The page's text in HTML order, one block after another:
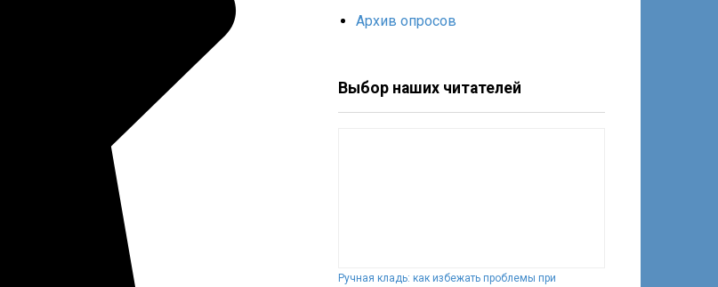
Архив опросов
Выбор наших читателей
Ручная кладь: как избежать проблемы при